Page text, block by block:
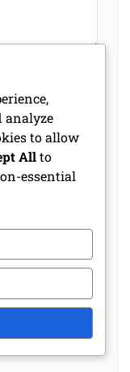
in this
analyze
to allow
Allto
essential